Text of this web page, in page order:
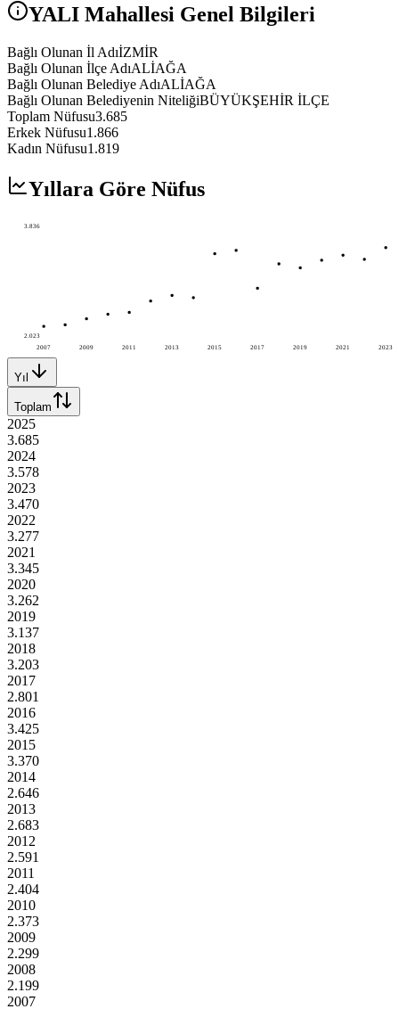
YALI Mahallesi Genel Bilgileri
Bağlı Olunan İl AdıİZMİR
Bağlı Olunan İlçe AdıALİAĞA
Bağlı Olunan Belediye AdıALİAĞA
Bağlı Olunan Belediyenin NiteliğiBÜYÜKŞEHİR İLÇE
Toplam Nüfusu3.685
Erkek Nüfusu1.866
Kadın Nüfusu1.819
Yıllara Göre Nüfus
2007 2009 2011 2013 2015 2017 2019 2021 2023
3.836
2.023
Yıl
Toplam
2025
3.685
2024
3.578
2023
3.470
2022
3.277
2021
3.345
2020
3.262
2019
3.137
2018
3.203
2017
2.801
2016
3.425
2015
3.370
2014
2.646
2013
2.683
2012
2.591
2011
2.404
2010
2.373
2009
2.299
2008
2.199
2007